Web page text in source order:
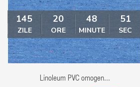
145
ZILE
20
ORE
48
MINUTE
50
SEC
Linoleum PVC omogen...